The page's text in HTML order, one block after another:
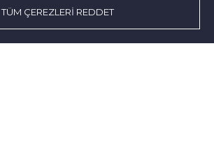
TÜM ÇEREZLERİ REDDET